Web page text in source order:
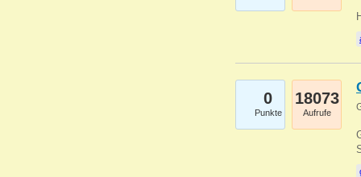
0
Punkte
18073
Aufrufe